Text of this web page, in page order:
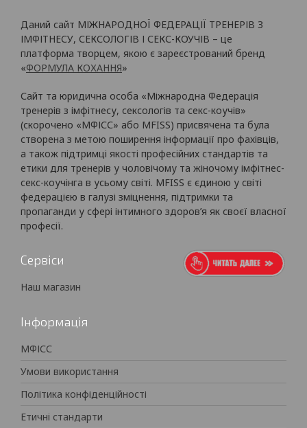
Даний сайт МІЖНАРОДНОЇ ФЕДЕРАЦІЇ ТРЕНЕРІВ З
ІМФІТНЕСУ, СЕКСОЛОГІВ І СЕКС-КОУЧІВ – це
платформа творцем, якою є зареєстрований бренд
«ФОРМУЛА КОХАННЯ»
Сайт та юридична особа «Міжнародна Федерація
тренерів з імфітнесу, сексологів та секс-коучів»
(скорочено «МФІСС» або MFISS) присвячена та була
створена з метою поширення інформації про фахівців,
а також підтримці якості професійних стандартів та
етики для тренерів у чоловічому та жіночому імфітнес-
секс-коучінга в усьому світі. MFISS є єдиною у світі
федерацією в галузі зміцнення, підтримки та
пропаганди у сфері інтимного здоров’я як своєї власної
професії.
Сервіси
Наш магазин
Інформація
МФІСС
Умови використання
Політика конфіденційності
Етичні стандарти